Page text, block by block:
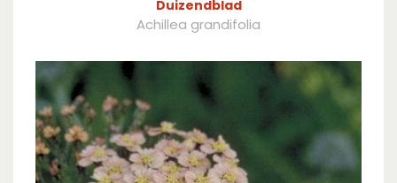
Duizendblad
Achillea grandifolia